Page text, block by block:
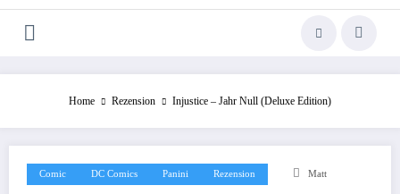
Home Rezension Injustice – Jahr Null (Deluxe Edition)
Comic DC Comics Panini Rezension Matt